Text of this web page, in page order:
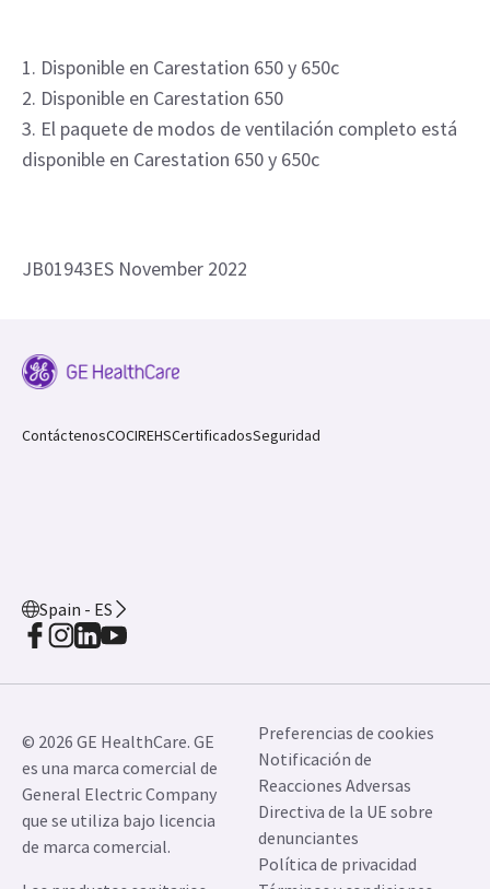
1. Disponible en Carestation 650 y 650c
2. Disponible en Carestation 650
3. El paquete de modos de ventilación completo está
disponible en Carestation 650 y 650c
JB01943ES November 2022
ContáctenosCOCIREHSCertificadosSeguridad
Spain - ES
© 2026 GE HealthCare. GE
es una marca comercial de
General Electric Company
que se utiliza bajo licencia
de marca comercial.
Preferencias de cookies
Notificación de
Reacciones Adversas
Directiva de la UE sobre
denunciantes
Política de privacidad